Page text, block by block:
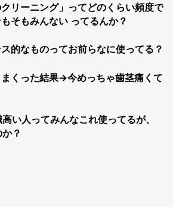
リーニング」ってどのくらい頻度で
そもみんない ってるんか？
的なものってお前らなに使ってる？
くった結果→今めっちゃ歯茎痛くて
い人ってみんなこれ使ってるが、
？